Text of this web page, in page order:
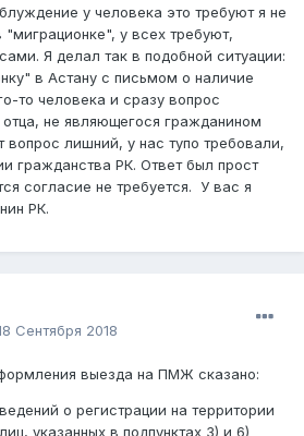
у человека это требуют я не
у всех требуют,
Я делал так в подобной ситуации:
в Астану с письмом о наличие
то человека и сразу вопрос
не являющегося гражданином
вопрос лишний, у нас тупо требовали,
гражданства РК. Ответ был прост
согласие не требуется. У вас я
РК.
Сентября 2018
выезда на ПМЖ сказано:
о регистрации на территории
указанных в подпунктах 3) и 6)